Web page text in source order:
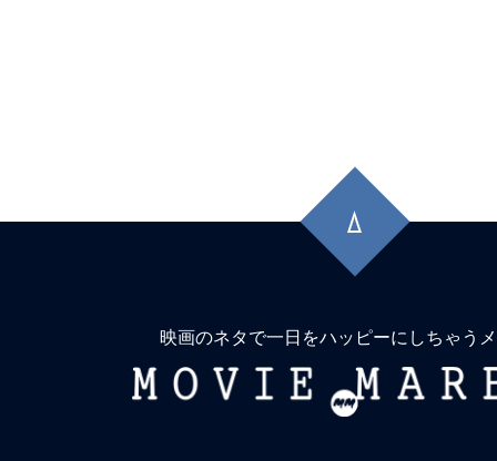
頭
に
映画のネタで一日をハッピーにしちゃう
MOVIE